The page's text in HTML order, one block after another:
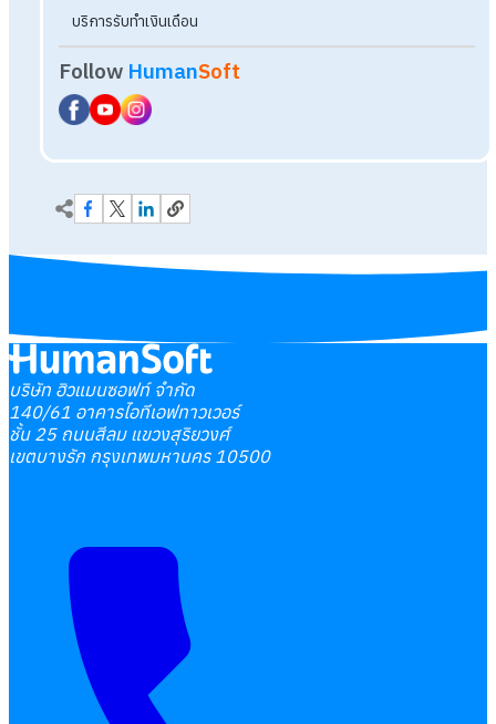
เลือกหัวข้อที่คุณสนใจ
โปรแกรมบริหารงานบุคคล
การคิดเงินเดือน
เอกสารออนไลน์
ลางาน
โอที
บริษัท ฮิวแมนซอฟท์ จำกัด
140/61 อาคารไอทีเอฟทาวเวอร์
ชั้น 25 ถนนสีลม แขวงสุริยวงศ์
เขตบางรัก กรุงเทพมหานคร 10500